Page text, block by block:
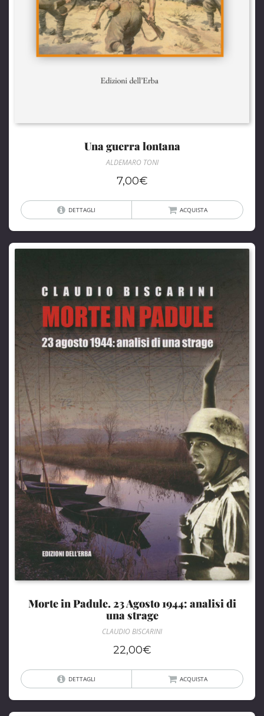
Una guerra lontana
ALDEMARO TONI
7,00€
DETTAGLI ACQUISTA
Morte in Padule. 23 Agosto 1944: analisi di
una strage
CLAUDIO BISCARINI
22,00€
DETTAGLI ACQUISTA